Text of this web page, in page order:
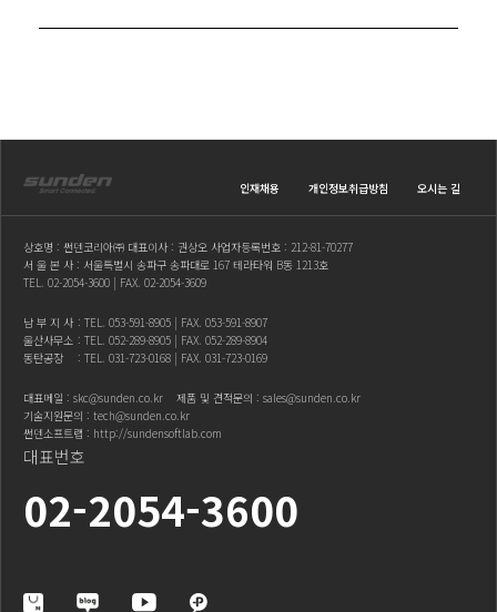
인재채용 개인정보취급방침 오시는 길
상호명 : 썬덴코리아㈜ 대표이사 : 권상오 사업자등록번호 : 212-81-70277
서 울 본 사 : 서울특별시 송파구 송파대로 167 테라타워 B동 1213호
TEL. 02-2054-3600 | FAX. 02-2054-3609
남 부 지 사 : TEL. 053-591-8905 | FAX. 053-591-8907
울산사무소 : TEL. 052-289-8905 | FAX. 052-289-8904
동탄공장
: TEL. 031-723-0168 | FAX. 031-723-0169
대표메일 : skc@sunden.co.kr 제품 및 견적문의 : sales@sunden.co.kr
기술지원문의 : tech@sunden.co.kr
썬덴소프트랩 : http://sundensoftlab.com
대표번호
02-2054-3600